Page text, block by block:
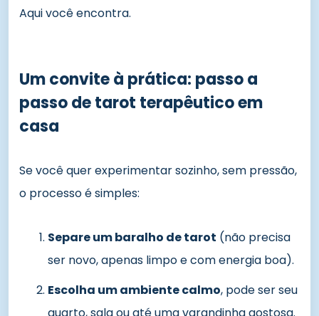
Aqui você encontra.
Um convite à prática: passo a
passo de tarot terapêutico em
casa
Se você quer experimentar sozinho, sem pressão,
o processo é simples:
Separe um baralho de tarot (não precisa
ser novo, apenas limpo e com energia boa).
Escolha um ambiente calmo, pode ser seu